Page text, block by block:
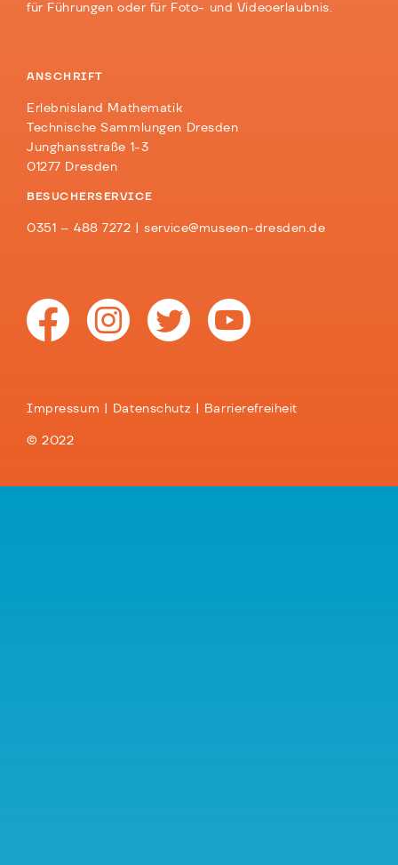
für Führungen oder für Foto- und Videoerlaubnis.
ANSCHRIFT
Erlebnisland Mathematik
Technische Sammlungen Dresden
Junghansstraße 1-3
01277 Dresden
BESUCHERSERVICE
0351 – 488 7272 |service@museen-dresden.de
Impressum Datenschutz Barrierefreiheit
© 2022